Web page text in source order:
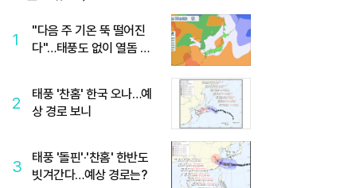
1
"다음 주 기온 뚝 떨어진
다"…태풍도 없이 열돔 박
2
태풍 '찬홈' 한국 오나…예
상 경로 보니
3
태풍 '돌핀'·'찬홈' 한반도
빗겨간다…예상 경로는?